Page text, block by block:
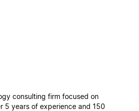
consulting firm focused on
5 years of experience and 150